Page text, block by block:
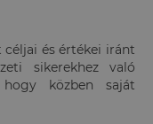
céljai és értékei iránt
sikerekhez való
hogy közben saját